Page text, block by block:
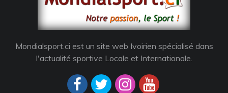
Mondialsport.ci est un site web Ivoirien spécialisé dans
l'actualité sportive Locale et Internationale.